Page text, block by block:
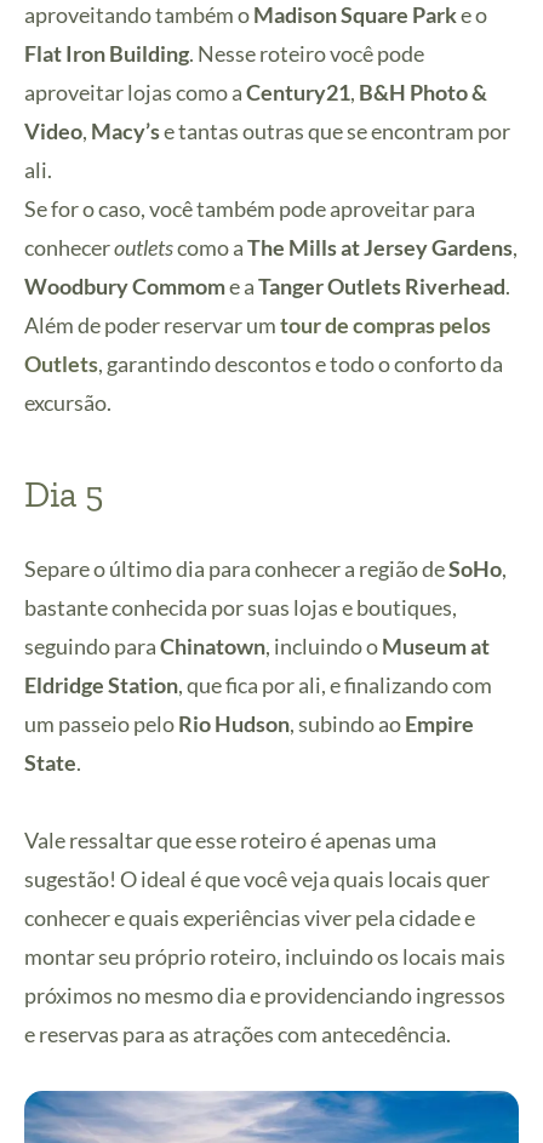
aproveitando também oMadison Square Parke o
Flat Iron Building. Nesse roteiro você pode
aproveitar lojas como aCentury21, B&H Photo &
Video, Macy’se tantas outras que se encontram por
ali.
Se for o caso, você também pode aproveitar para
conheceroutletscomo aThe Mills at Jersey Gardens,
Woodbury Commome aTanger Outlets Riverhead.
Além de poder reservar umtour de compras pelos
Outlets, garantindo descontos e todo o conforto da
excursão.
Dia 5
Separe o último dia para conhecer a região deSoHo,
bastante conhecida por suas lojas e boutiques,
seguindo paraChinatown, incluindo oMuseum at
Eldridge Station, que fica por ali, e finalizando com
um passeio peloRio Hudson, subindo aoEmpire
State.
Vale ressaltar que esse roteiro é apenas uma
sugestão! O ideal é que você veja quais locais quer
conhecer e quais experiências viver pela cidade e
montar seu próprio roteiro, incluindo os locais mais
próximos no mesmo dia e providenciando ingressos
e reservas para as atrações com antecedência.